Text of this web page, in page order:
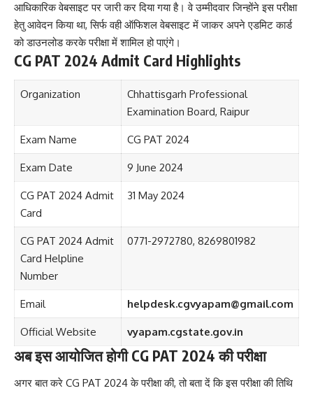
आधिकारिक वेबसाइट पर जारी कर दिया गया है। वे उम्मीदवार जिन्होंने इस परीक्षा
हेतु आवेदन किया था, सिर्फ वही ऑफिशल वेबसाइट में जाकर अपने एडमिट कार्ड
को डाउनलोड करके परीक्षा में शामिल हो पाएंगे।
CG PAT 2024 Admit Card Highlights
Organization
Chhattisgarh Professional
Examination Board, Raipur
Exam Name CG PAT 2024
Exam Date 9 June 2024
CG PAT 2024 Admit
Card
31 May 2024
CG PAT 2024 Admit
Card Helpline
Number
0771-2972780, 8269801982
Email helpdesk.cgvyapam@gmail.com
Official Website vyapam.cgstate.gov.in
अब इस आयोजित होगी CG PAT 2024 की परीक्षा
अगर बात करे CG PAT 2024 के परीक्षा की, तो बता दें कि इस परीक्षा की तिथि